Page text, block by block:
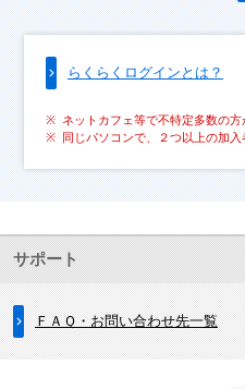
らくらくログインとは？
ネットカフェ等で不特定多数の
同じパソコンで、２つ以上の加
サポート
ＦＡＱ・お問い合わせ先一覧